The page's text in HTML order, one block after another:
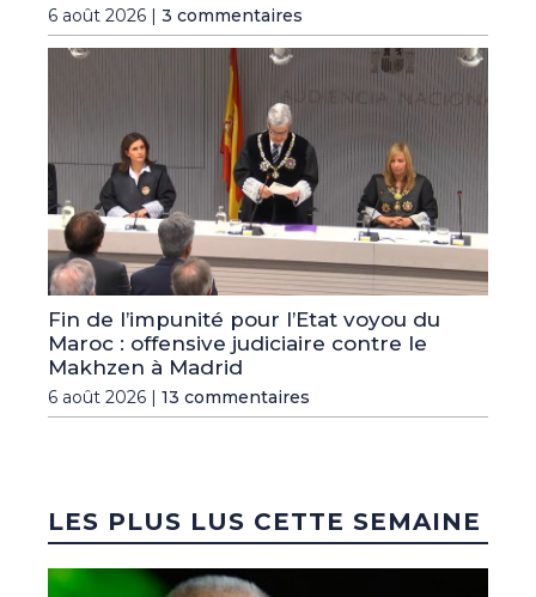
6 août 2026 | 3 commentaires
Fin de l’impunité pour l’Etat voyou du
Maroc : offensive judiciaire contre le
Makhzen à Madrid
6 août 2026 | 13 commentaires
LES PLUS LUS CETTE SEMAINE